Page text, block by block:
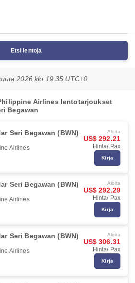
Etsi lentoja
2026 klo 19.35 UTC+0
Airlines lentotarjoukset
Begawan
Seri Begawan (BWN)
Airlines
Aloita
US$ 292.21
Hinta/ Pax
Kirja
Seri Begawan (BWN)
Airlines
Aloita
US$ 292.29
Hinta/ Pax
Kirja
Seri Begawan (BWN)
Airlines
Aloita
US$ 306.31
Hinta/ Pax
Kirja